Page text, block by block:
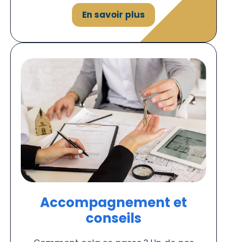
En savoir plus
Accompagnement et
conseils